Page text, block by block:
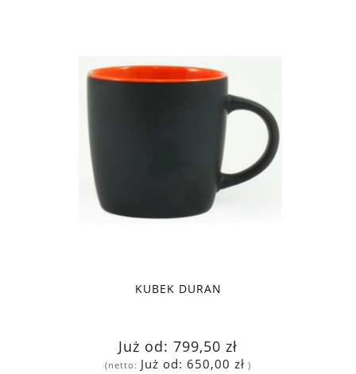
KUBEK DURAN
Już od: 799,50 zł
(netto: Już od: 650,00 zł )